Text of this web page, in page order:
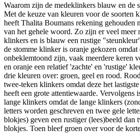
Waarom zijn de medeklinkers blauw en de
Met de keuze van kleuren voor de soorten
heeft Thalita Boumans rekening gehouden
van het gehele woord. Zo zijn er veel meer
klinkers en is blauw een rustige
de stomme klinker is oranje gekozen
onbeklemtoond zijn, vaak meerdere keren
en oranje een relatief 'zachte' en 'rustige'
drie kleuren over: groen, geel en rood.
twee-teken klinkers omdat deze het
heeft een grote attentiewaarde. Vervolgens
lange klinkers omdat de lange klinkers
letters worden geschreven en twee gele
blokjes) geven een rustiger (lees)beeld dan
blokjes. Toen bleef groen over voor de